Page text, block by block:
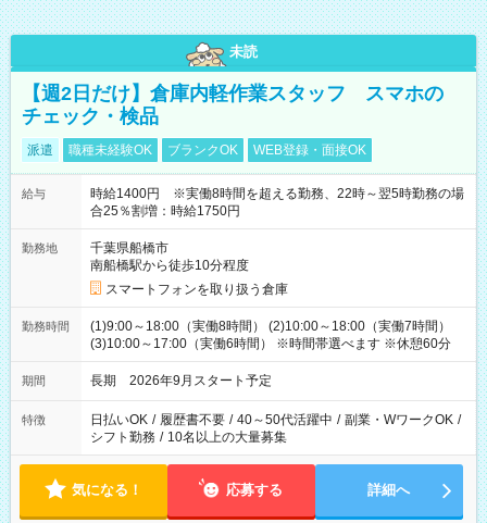
未読
【週2日だけ】倉庫内軽作業スタッフ スマホの
チェック・検品
派遣 職種未経験OK ブランクOK WEB登録・面接OK
給与
時給1400円 ※実働8時間を超える勤務、22時～翌5時勤務の場
合25％割増：時給1750円
勤務地
千葉県船橋市
南船橋駅から徒歩10分程度
スマートフォンを取り扱う倉庫
勤務時間
(1)9:00～18:00（実働8時間） (2)10:00～18:00（実働7時間）
(3)10:00～17:00（実働6時間） ※時間帯選べます ※休憩60分
期間 長期 2026年9月スタート予定
特徴 日払いOK / 履歴書不要 / 40～50代活躍中 / 副業・WワークOK /
シフト勤務 / 10名以上の大量募集
気になる！ 応募する 詳細へ